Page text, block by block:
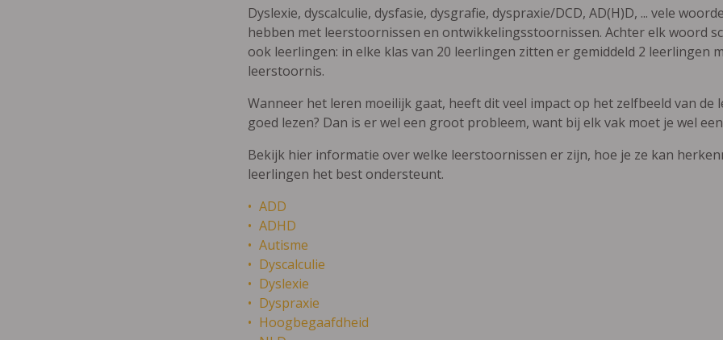
Dyslexie, dyscalculie, dysfasie, dysgrafie, dyspraxie/DCD, AD(H)D, ... vele
hebben met leerstoornissen en ontwikkelingsstoornissen. Achter elk woord
ook leerlingen: in elke klas van 20 leerlingen zitten er gemiddeld 2 leerlingen
leerstoornis.
Wanneer het leren moeilijk gaat, heeft dit veel impact op het zelfbeeld van de
goed lezen? Dan is er wel een groot probleem, want bij elk vak moet je wel
Bekijk hier informatie over welke leerstoornissen er zijn, hoe je ze kan
leerlingen het best ondersteunt.
ADD
ADHD
Autisme
Dyscalculie
Dyslexie
Dyspraxie
Hoogbegaafdheid